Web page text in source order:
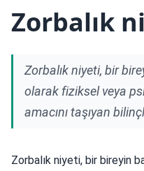
Zorbalık
Zorbalık niyeti, bir
olarak fiziksel veya
amacını taşıyan
Zorbalık niyeti, bir bireyin